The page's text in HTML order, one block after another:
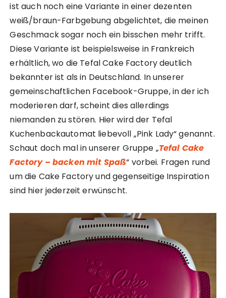
ist auch noch eine Variante in einer dezenten
weiß/braun-Farbgebung abgelichtet, die meinen
Geschmack sogar noch ein bisschen mehr trifft.
Diese Variante ist beispielsweise in Frankreich
erhältlich, wo die Tefal Cake Factory deutlich
bekannter ist als in Deutschland. In unserer
gemeinschaftlichen Facebook-Gruppe, in der ich
moderieren darf, scheint dies allerdings
niemanden zu stören. Hier wird der Tefal
Kuchenbackautomat liebevoll „Pink Lady“ genannt.
Schaut doch mal in unserer Gruppe „Tefal Cake
Factory – backen mit Spaß“ vorbei. Fragen rund
um die Cake Factory und gegenseitige Inspiration
sind hier jederzeit erwünscht.